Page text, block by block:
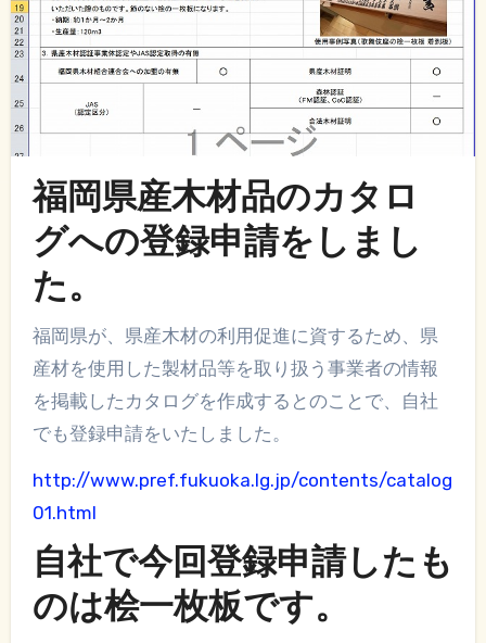
福岡県産木材品のカタロ
グへの登録申請をしまし
た。
福岡県が、県産木材の利用促進に資するため、県
産材を使用した製材品等を取り扱う事業者の情報
を掲載したカタログを作成するとのことで、自社
でも登録申請をいたしました。
http://www.pref.fukuoka.lg.jp/contents/catalog
01.html
自社で今回登録申請したも
のは桧一枚板です。